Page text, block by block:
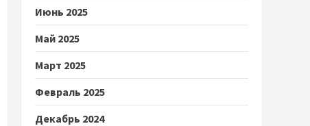
Июнь 2025
Май 2025
Март 2025
Февраль 2025
Декабрь 2024